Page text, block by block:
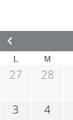
L M
27 28
3 4